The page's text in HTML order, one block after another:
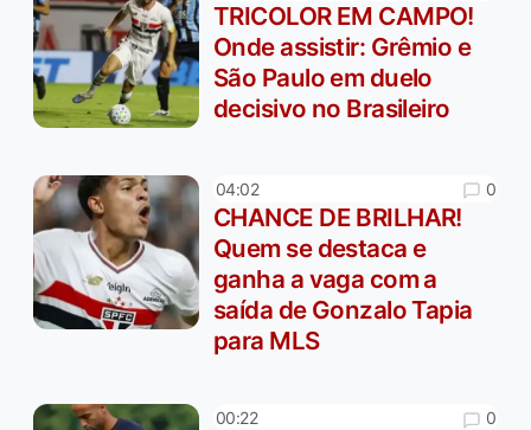
TRICOLOR EM CAMPO!
Onde assistir: Grêmio e
São Paulo em duelo
decisivo no Brasileiro
04:02 0
CHANCE DE BRILHAR!
Quem se destaca e
ganha a vaga com a
saída de Gonzalo Tapia
para MLS
00:22 0